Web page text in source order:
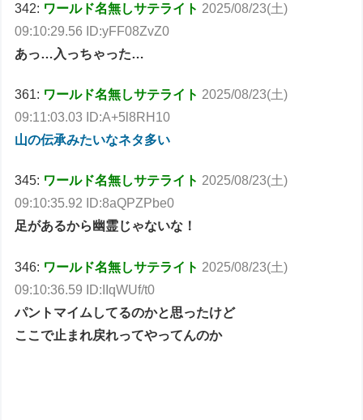
342: ワールド名無しサテライト 2025/08/23(土)
09:10:29.56 ID:yFF08ZvZ0
あっ…入っちゃった…
361: ワールド名無しサテライト 2025/08/23(土)
09:11:03.03 ID:A+5l8RH10
山の伝承みたいなネタ多い
345: ワールド名無しサテライト 2025/08/23(土)
09:10:35.92 ID:8aQPZPbe0
足があるから幽霊じゃないな！
346: ワールド名無しサテライト 2025/08/23(土)
09:10:36.59 ID:IIqWUf/t0
パントマイムしてるのかと思ったけど
ここで止まれ戻れってやってんのか